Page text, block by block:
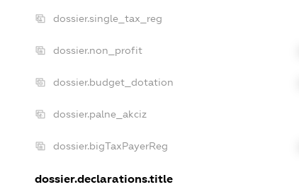
dossier.single_tax_reg
dossier.non_profit
dossier.budget_dotation
dossier.palne_akciz
dossier.bigTaxPayerReg
dossier.declarations.title